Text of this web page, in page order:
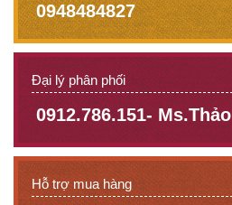
0948484827
Đại lý phân phối
0912.786.151- Ms.Thảo
Hỗ trợ mua hàng